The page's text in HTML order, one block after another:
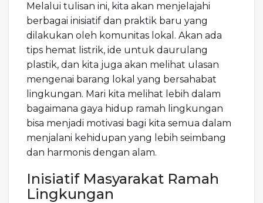
Melalui tulisan ini, kita akan menjelajahi
berbagai inisiatif dan praktik baru yang
dilakukan oleh komunitas lokal. Akan ada
tips hemat listrik, ide untuk daurulang
plastik, dan kita juga akan melihat ulasan
mengenai barang lokal yang bersahabat
lingkungan. Mari kita melihat lebih dalam
bagaimana gaya hidup ramah lingkungan
bisa menjadi motivasi bagi kita semua dalam
menjalani kehidupan yang lebih seimbang
dan harmonis dengan alam.
Inisiatif Masyarakat Ramah
Lingkungan